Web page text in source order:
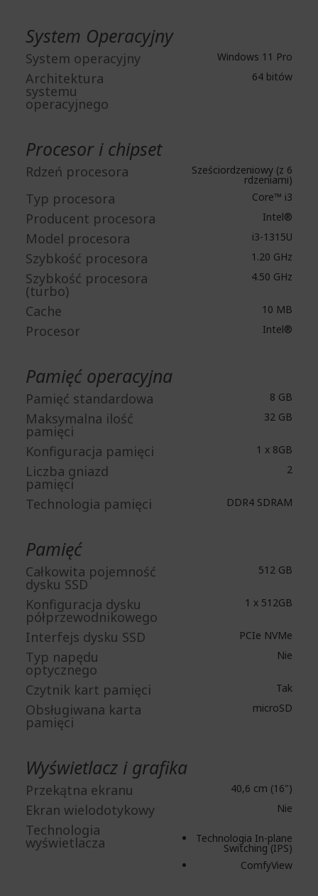
System Operacyjny
System operacyjny Windows 11 Pro
Architektura
systemu
operacyjnego
64 bitów
Procesor i chipset
Rdzeń procesora Sześciordzeniowy (z 6
rdzeniami)
Typ procesora Core™ i3
Producent procesora Intel®
Model procesora i3-1315U
Szybkość procesora 1.20 GHz
Szybkość procesora
(turbo)
4.50 GHz
Cache 10 MB
Procesor Intel®
Pamięć operacyjna
Pamięć standardowa 8 GB
Maksymalna ilość
pamięci
32 GB
Konfiguracja pamięci 1 x 8GB
Liczba gniazd
pamięci
2
Technologia pamięci DDR4 SDRAM
Pamięć
Całkowita pojemność
dysku SSD
512 GB
Konfiguracja dysku
półprzewodnikowego
1 x 512GB
Interfejs dysku SSD PCIe NVMe
Typ napędu
optycznego
Nie
Czytnik kart pamięci Tak
Obsługiwana karta
pamięci
microSD
Wyświetlacz i grafika
Przekątna ekranu 40,6 cm (16")
Ekran wielodotykowy Nie
Technologia
wyświetlacza Technologia In-plane
Switching (IPS)
ComfyView